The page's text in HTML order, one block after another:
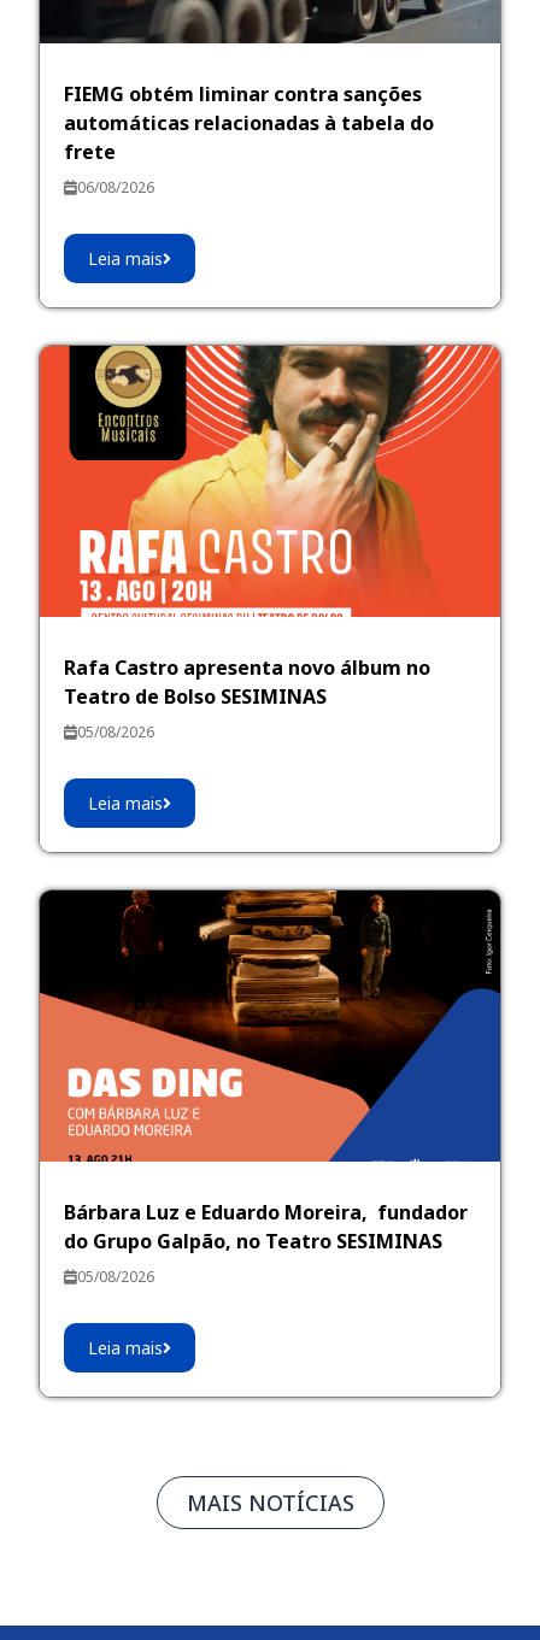
FIEMG obtém liminar contra sanções
automáticas relacionadas à tabela do
frete
06/08/2026
Leia mais
Rafa Castro apresenta novo álbum no
Teatro de Bolso SESIMINAS
05/08/2026
Leia mais
Bárbara Luz e Eduardo Moreira, fundador
do Grupo Galpão, no Teatro SESIMINAS
05/08/2026
Leia mais
MAIS NOTÍCIAS